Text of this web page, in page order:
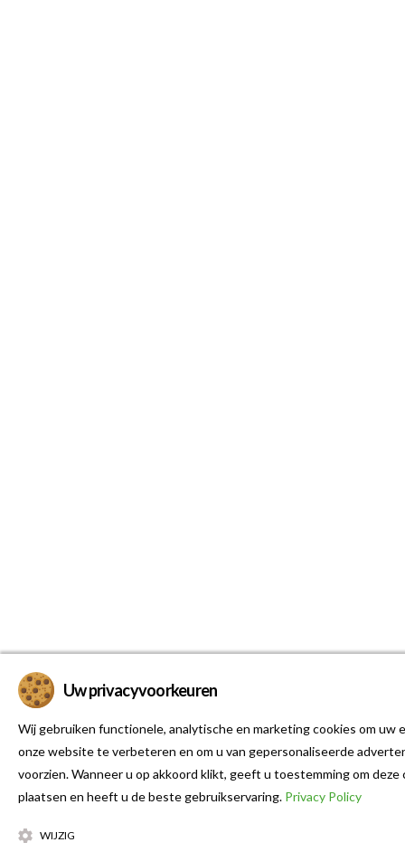
Uw privacyvoorkeuren
Wij gebruiken functionele, analytische en marketing cookies om uw
onze website te verbeteren en om u van gepersonaliseerde
voorzien. Wanneer u op akkoord klikt, geeft u toestemming om deze
plaatsen en heeft u de beste gebruikservaring. Privacy Policy
WIJZIG